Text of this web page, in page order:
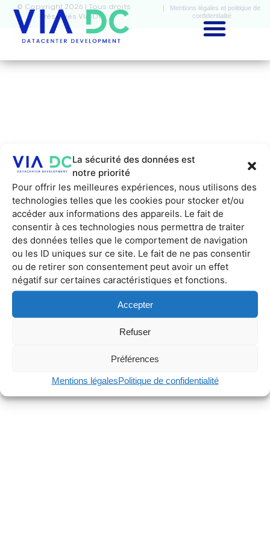
La sécurité des données est
notre priorité
Pour offrir les meilleures expériences, nous utilisons des
technologies telles que les cookies pour stocker et/ou
accéder aux informations des appareils. Le fait de
consentir à ces technologies nous permettra de traiter
des données telles que le comportement de navigation
ou les ID uniques sur ce site. Le fait de ne pas consentir
ou de retirer son consentement peut avoir un effet
négatif sur certaines caractéristiques et fonctions.
Accepter
Refuser
Préférences
Mentions légalesPolitique de confidentialité
© Copyright 2026 | Tous droits
réservés VIA-DC
| Mentions légales et politique de
confidentialité